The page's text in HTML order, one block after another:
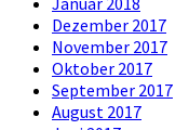
Dezember 2017
November 2017
Oktober 2017
September 2017
August 2017